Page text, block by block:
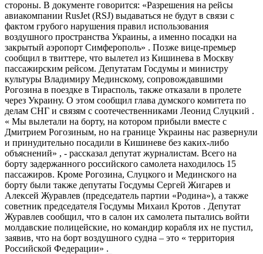
стороны. В документе говорится: «Разрешения на рейсы
авиакомпании RusJet (RSJ) выдаваться не будут в связи с
фактом грубого нарушения правил использования
воздушного пространства Украины, а именно посадки на
закрытый аэропорт Симферополь» . Позже вице-премьер
сообщил в твиттере, что вылетел из Кишинева в Москву
пассажирским рейсом. Депутатам Госдумы и министру
культуры Владимиру Мединскому, сопровождавшими
Рогозина в поездке в Тирасполь, также отказали в пролете
через Украину. О этом сообщил глава думского комитета по
делам СНГ и связям с соотечественниками Леонид Слуцкий .
« Мы вылетали на борту, на котором прибыли вместе с
Дмитрием Рогозиным, но на границе Украины нас развернули
и принудительно посадили в Кишиневе без каких-либо
объяснений» , - рассказал депутат журналистам. Всего на
борту задержанного российского самолета находилось 15
пассажиров. Кроме Рогозина, Слуцкого и Мединского на
борту были также депутаты Госдумы Сергей Жигарев и
Алексей Журавлев (председатель партии «Родина»), а также
советник председателя Госдумы Михаил Кротов . Депутат
Журавлев сообщил, что в салон их самолета пытались войти
молдавские полицейские, но командир корабля их не пустил,
заявив, что на борт воздушного судна – это « территория
Российской Федерации» .